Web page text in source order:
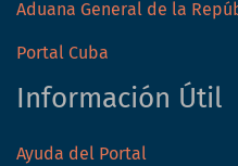
Aduana General de la
Portal Cuba
Información Útil
Ayuda del Portal